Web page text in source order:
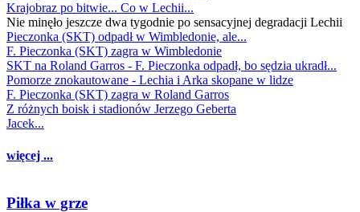
Krajobraz po bitwie... Co w Lechii...
Nie minęło jeszcze dwa tygodnie po sensacyjnej degradacji Lechii
Pieczonka (SKT) odpadł w Wimbledonie, ale...
F. Pieczonka (SKT) zagra w Wimbledonie
SKT na Roland Garros - F. Pieczonka odpadł, bo sędzia ukradł...
Pomorze znokautowane - Lechia i Arka skopane w lidze
F. Pieczonka (SKT) zagra w Roland Garros
Z różnych boisk i stadionów Jerzego Geberta
Jacek...
więcej ...
Piłka w grze